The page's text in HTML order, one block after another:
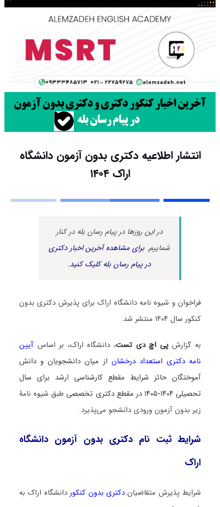
انتشار اطلاعیه دکتری بدون آزمون دانشگاه
اراک ۱۴۰۴
در این روزها در پیام رسان بله در کنار
شماییم.برای مشاهده آخرین اخبار دکتری
در پیام رسان بله کلیک کنید.
فراخوان و شیوه نامه دانشگاه اراک برای پذیرش دکتری بدون
کنکور سال ۱۴۰۴ منتشر شد.
به گزارشپی اچ دی تست، دانشگاه اراک، بر اساسآیین
نامه دکتری استعداد درخشان از میان دانشجویان و دانش
آموختگان حائز شرایط مقطع کارشناسی ارشد برای سال
تحصیلی ۱۴۰۴-۱۴۰۵ در مقطع دکتری تخصص
ی طبق شیوه نامۀ
زیر بدون آزمون ورودی دانشجو می‌پذیرد.
شرایط ثبت نام دکتری بدون آزمون دانشگاه
اراک
شرایط پذیرش متقاضیاندکتری بدون کنکور دانشگاه اراک به